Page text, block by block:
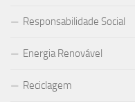
Responsabilidade Social
Energia Renovável
Reciclagem